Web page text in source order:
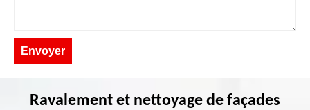
Ravalement et nettoyage de façades